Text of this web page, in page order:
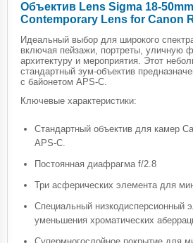
Объектив Lens Sigma 18-50mm
Contemporary Lens for Canon
Идеальный выбор для широкого
включая пейзажи, портреты, уличную
архитектуру и мероприятия. Этот
стандартный зум-объектив
с байонетом APS-C.
Ключевые характеристики:
Стандартный объектив для камер
APS-C.
Постоянная диафрагма f/2.8
Три асферических элемента для
Специальный низкодисперсионный
уменьшения хроматических